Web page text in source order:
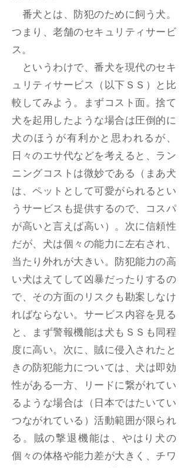
番犬とは、防犯のために飼う犬。
つまり、老舗のセキュリティサービ
ス。
というわけで、番犬を現代のセキ
ュリティサービス（以下ＳＳ）と比
較してみよう。まずコスト面。捨て
犬を起用したような場合は圧倒的に
犬のほうが有利かと思われるが、
日々のエサ代などを考えると、ラン
ニングコストは微妙である（まあ犬
は、ペットとして可愛がられるとい
うサービスも提供するので、コスパ
が高いと言えば高い）。次に信頼性
だが、犬は個々の能力に左右され、
当たり外れが大きい。防犯能力の高
い犬はえてして凶暴だったりするの
で、その方面のリスクも勘案しなけ
ればならない。サービス内容を見る
と、まず警報機能は犬もＳＳも同程
度に高い。次に、賊に侵入されたと
きの防犯能力については、犬は即効
性がある一方、リードに繋がれてい
るような場合は（日本ではたいてい
つながれている）活動範囲が限られ
る。賊の撃退機能は、やはり犬の
個々の体格や能力差が大きく、チワ